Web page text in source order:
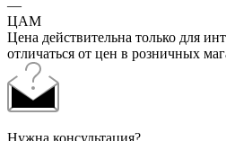
—
ЦАМ
Цена действительна только для
отличаться от цен в розничных
Нужна консультация?